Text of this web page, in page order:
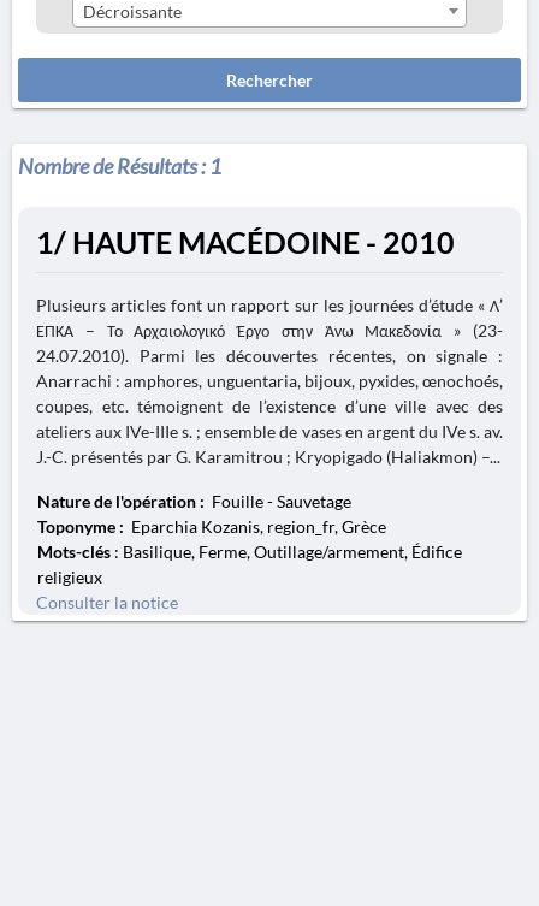
Décroissante
Rechercher
Nombre de Résultats :1
1/ HAUTE MACÉDOINE - 2010
Plusieurs articles font un rapport sur les journées d’étude « Λ’
ΕΠΚΑ – Το Αρχαιολογικό Έργο στην Άνω Μακεδονία » (23-
24.07.2010). Parmi les découvertes récentes, on signale :
Anarrachi : amphores, unguentaria, bijoux, pyxides, œnochoés,
coupes, etc. témoignent de l’existence d’une ville avec des
ateliers aux IVe-IIIe s. ; ensemble de vases en argent du IVe s. av.
J.-C. présentés par G. Karamitrou ; Kryopigado (Haliakmon) –...
Nature de l'opération : Fouille - Sauvetage
Toponyme : Eparchia Kozanis, region_fr, Grèce
Mots-clés : Basilique, Ferme, Outillage/armement, Édifice
religieux
Consulter la notice